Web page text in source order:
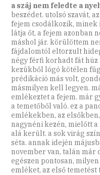
a száj nem feledte a
beszédet. utolsó szavát,
fejem csodálkozik, minek
látja őt, a fejem azonban
máshol jár. körülöttem
fájdalomtól eltorzult
négy férfi korhadt fát
kezükből lógó kötélen
prédikáció más volt,
másmilyen kell legyen.
emlékeztet a fejem. már
a temetőből való. ez a
emlékekben, az
nagynéni kezén, mielőtt
alá került. a sok virág
séta. annak idején
november van, talán már
egészen pontosan,
emléket, az első